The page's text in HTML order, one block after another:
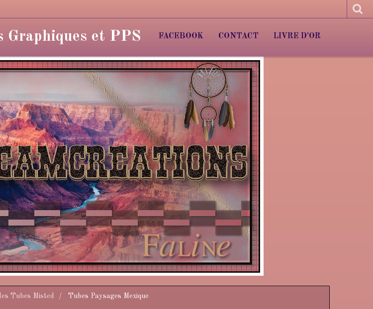
Graphiques et PPS FACEBOOK CONTACT LIVRE D'OR
Tubes Misted Tubes Paysages Mexique